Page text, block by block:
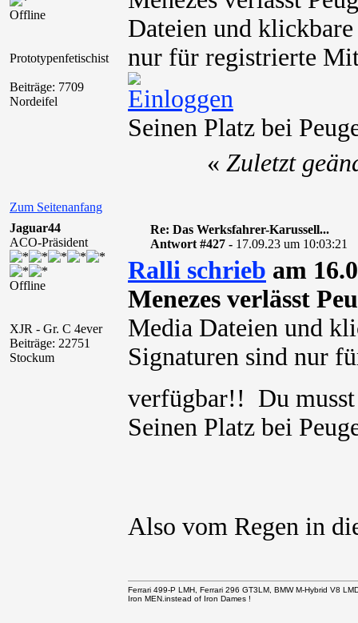
Offline
Prototypenfetischist
Beiträge: 7709
Nordeifel
Dateien und
nur für registrierte
Seinen Platz bei
Zum Seitenanfang
« Zuletzt
Jaguar44
ACO-Präsident
Offline
XJR - Gr. C 4ever
Beiträge: 22751
Stockum
Re: Das Werksfahrer-Karussell...
Antwort #427 - 17.09.23 um 10:03:21
Ralli schrieb am
Menezes verlässt
Media Dateien und
Signaturen sind nur
verfügbar!! Du
Seinen Platz bei
Also vom Regen in
Ferrari 499-P LMH, Ferrari 296 GT3LM, BMW M-Hybrid V8
Iron MEN.instead of Iron Dames !